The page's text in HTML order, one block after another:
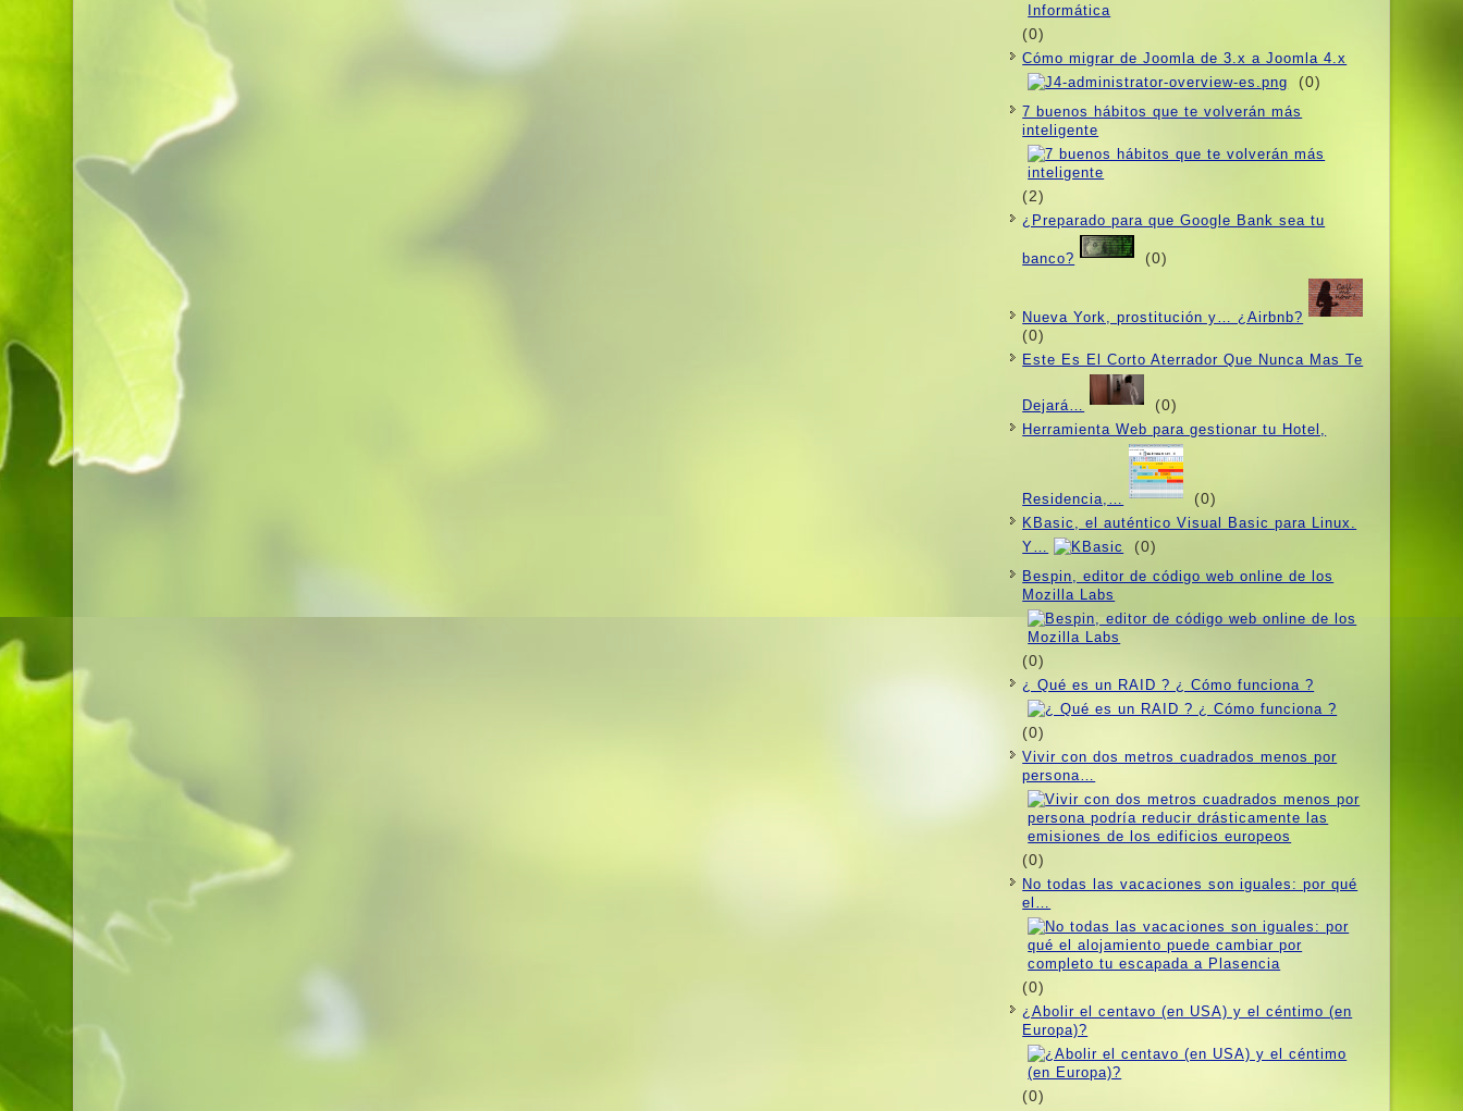
(0)
Cómo migrar de Joomla de 3.x a Joomla 4.x
(0)
7 buenos hábitos que te volverán más
inteligente
(2)
¿Preparado para que Google Bank sea tu
banco? (0)
Nueva York, prostitución y… ¿Airbnb?
(0)
Este Es El Corto Aterrador Que Nunca Mas Te
Dejará… (0)
Herramienta Web para gestionar tu Hotel,
Residencia,… (0)
KBasic, el auténtico Visual Basic para Linux.
Y…
(0)
Bespin, editor de código web online de los
Mozilla Labs
(0)
¿ Qué es un RAID ? ¿ Cómo funciona ?
(0)
Vivir con dos metros cuadrados menos por
persona…
(0)
No todas las vacaciones son iguales: por qué
el…
(0)
¿Abolir el centavo (en USA) y el céntimo (en
Europa)?
(0)